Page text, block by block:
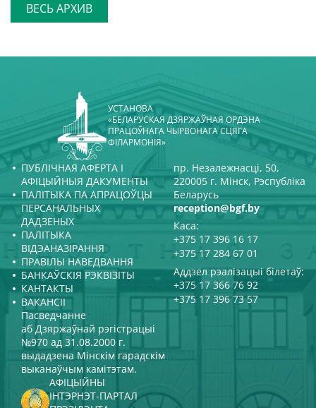
ВЕСЬ АРХИВ
УСТАНОВА
«БЕЛАРУСКАЯ ДЗЯРЖАЎНАЯ ОРДЭНА
ПРАЦОЎНАГА ЧЫРВОНАГА СЦЯГА
ФІЛАРМОНІЯ»
ПУБЛІЧНАЯ АФЕРТА І
АФІЦЫЙНЫЯ ДАКУМЕНТЫ
ПАЛІТЫКА ПА АПРАЦОЎЦЫ
ПЕРСАНАЛЬНЫХ
ДАДЗЕНЫХ
ПАЛІТЫКА
ВІДЭАНАЗІРАННЯ
ПРАВІЛЫ НАВЕДВАННЯ
БАНКАЎСКІЯ РЭКВІЗІТЫ
КАНТАКТЫ
ВАКАНСІІ
пр. Незалежнасці, 50,
220005 г. Мінск, Рэспубліка
Беларусь
reception@bgf.by
Каса:
+375 17 396 16 17
+375 17 284 67 01
Аддзел рэалізацыі білетаў:
+375 17 366 76 92
+375 17 396 73 57
Пасведчанне
аб Дзяржаўнай рэгістрацыі
№970 ад 31.08.2000 г.
выдадзена Мінскім гарадскім
выканаўчым камітэтам.
АФІЦЫЙНЫ
ІНТЭРНЭТ-ПАРТАЛ